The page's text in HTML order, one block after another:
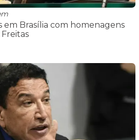
em Brasília com homenagens